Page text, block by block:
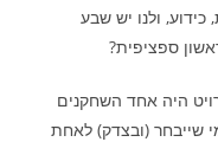
ולנו יש שבע
ספציפית?
היה אחד השחקנים
שייבחר (ובצדק) לאחת